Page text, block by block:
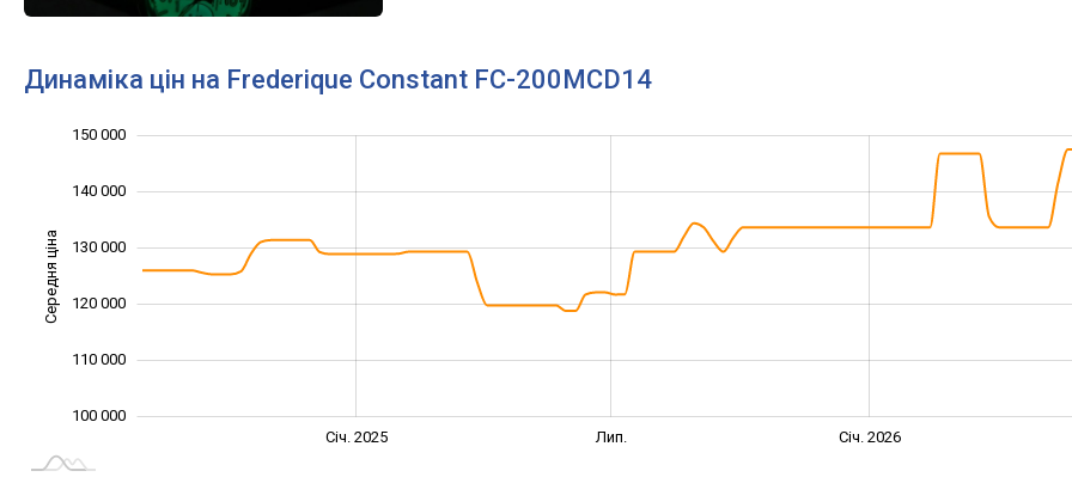
Динаміка цін на Frederique Constant FC-200MCD14
Середня ціна
100 000
110 000
120 000
130 000
140 000
150 000
Січ. 2025 Лип. Січ. 2026